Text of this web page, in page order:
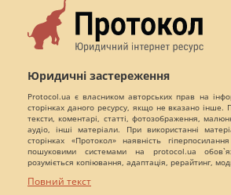
Юридичні застереження
Protocol.ua є власником авторських прав на
сторінках даного ресурсу, якщо не вказано інше.
тексти, коментарі, статті, фотозображення,
аудіо, інші матеріали. При використанні
сторінках «Протокол» наявність
пошуковими системами на protocol.ua
розуміється копіювання, адаптація, рерайтинг,
Повний текст